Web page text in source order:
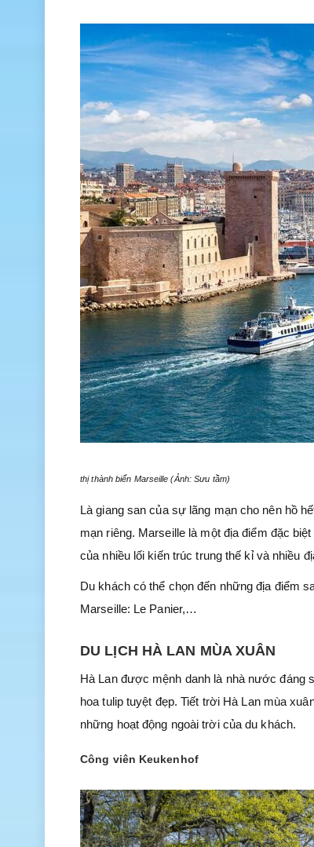
thị thành biển Marseille (Ảnh: Sưu tầm)
Là giang san của sự lãng mạn cho nên hồ
mạn riêng. Marseille là một địa điểm đặc
của nhiều lối kiến trúc trung thế kỉ và nhiều
Du khách có thể chọn đến những địa điểm
Marseille: Le Panier,…
DU LỊCH HÀ LAN MÙA XUÂN
Hà Lan được mệnh danh là nhà nước đáng
hoa tulip tuyệt đẹp. Tiết trời Hà Lan mùa
những hoạt động ngoài trời của du khách.
Công viên Keukenhof